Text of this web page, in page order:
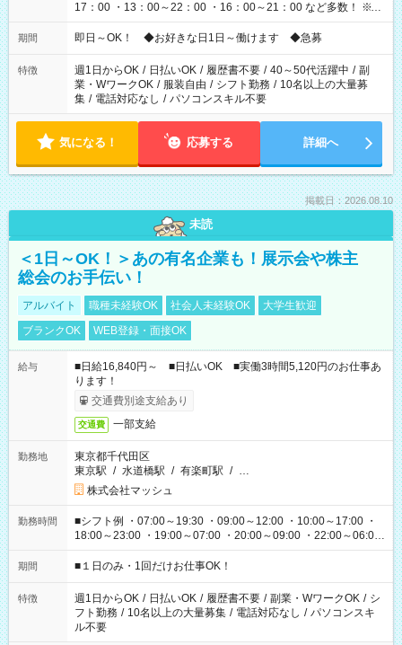
17：00 ・13：00～22：00 ・16：00～21：00 など多数！ ※お
仕事により勤務時間が異なります
期間 即日～OK！ ◆お好きな日1日～働けます ◆急募
特徴 週1日からOK / 日払いOK / 履歴書不要 / 40～50代活躍中 / 副
業・WワークOK / 服装自由 / シフト勤務 / 10名以上の大量募
集 / 電話対応なし / パソコンスキル不要
気になる！ 応募する 詳細へ
掲載日：2026.08.10
未読
＜1日～OK！＞あの有名企業も！展示会や株主
総会のお手伝い！
アルバイト 職種未経験OK 社会人未経験OK
大学生歓迎
ブランクOK
WEB登録・面接OK
給与
■日給16,840円～ ■日払いOK ■実働3時間5,120円のお仕事あ
ります！
交通費別途支給あり
交通費 一部支給
勤務地
東京都千代田区
東京駅 / 水道橋駅 / 有楽町駅 / …
株式会社マッシュ
勤務時間
■シフト例 ・07:00～19:30 ・09:00～12:00 ・10:00～17:00 ・
18:00～23:00 ・19:00～07:00 ・20:00～09:00 ・22:00～06:00
etc ★最短で3時間で5,120円のお仕事から 15時間で2万円近く稼
げるお仕事も！ ご希望のお時間に合わせてご紹介！ ※シフトは
ください！
期間 ■１日のみ・1回だけお仕事OK！
特徴 週1日からOK / 日払いOK / 履歴書不要 / 副業・WワークOK / シ
フト勤務 / 10名以上の大量募集 / 電話対応なし / パソコンスキ
ル不要